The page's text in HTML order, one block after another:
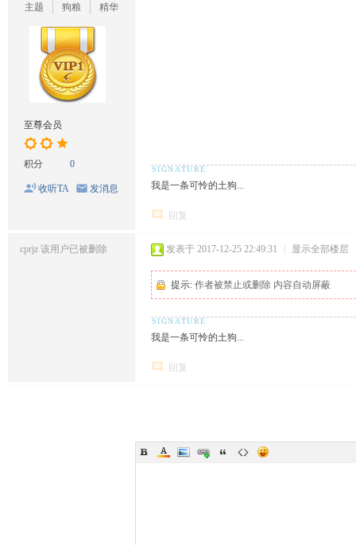
主题 狗粮 精华
至尊会员
积分 0
收听TA 发消息 我是一条可怜的土狗...
回复
cprjz 该用户已被删除 发表于 2017-12-25 22:49:31 | 显示全部楼层
提示: 作者被禁止或删除 内容自动屏蔽
我是一条可怜的土狗...
回复